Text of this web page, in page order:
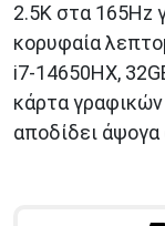
2.5K στα 165Hz
κορυφαία
i7-14650HX,
κάρτα γραφικών
αποδίδει άψογα